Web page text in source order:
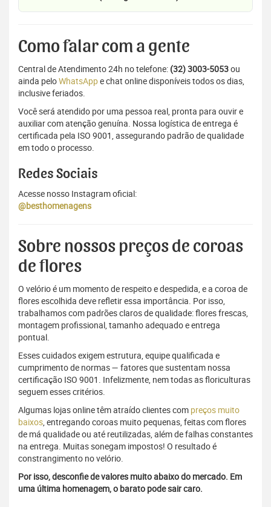
Como falar com a gente
Central de Atendimento 24h no telefone: (32) 3003-5053ou
ainda peloWhatsAppe chat online disponíveis todos os dias,
inclusive feriados.
Você será atendido por uma pessoa real, pronta para ouvir e
auxiliar com atenção genuína. Nossa logística de entrega é
certificada pela ISO 9001, assegurando padrão de qualidade
em todo o processo.
Redes Sociais
Acesse nosso Instagram oficial:
@besthomenagens
Sobre nossos preços de coroas
de flores
O velório é um momento de respeito e despedida, e a coroa de
flores escolhida deve refletir essa importância. Por isso,
trabalhamos com padrões claros de qualidade: flores frescas,
montagem profissional, tamanho adequado e entrega
pontual.
Esses cuidados exigem estrutura, equipe qualificada e
cumprimento de normas — fatores que sustentam nossa
certificação ISO 9001. Infelizmente, nem todas as floriculturas
seguem esses critérios.
Algumas lojas online têm atraído clientes com preços muito
baixos, entregando coroas muito pequenas, feitas com flores
de má qualidade ou até reutilizadas, além de falhas constantes
na entrega. Muitas sonegam impostos! O resultado é
constrangimento no velório.
Por isso, desconfie de valores muito abaixo do mercado. Em
uma última homenagem, o barato pode sair caro.